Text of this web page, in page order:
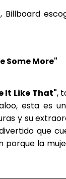
Billboard
Some More"
It Like That",
esta es
y su
que
porque la